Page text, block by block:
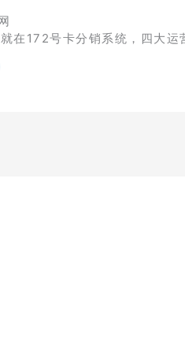
在172号卡分销系统，四大运